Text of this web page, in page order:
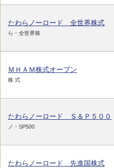
たわらノーロード 全世界株式
ら・全世界株
ＭＨＡＭ株式オープン
株 式
たわらノーロード Ｓ＆Ｐ５００
ノ・SP500
たわらノーロード 先進国株式